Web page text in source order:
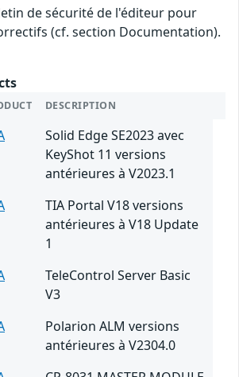
de sécurité de l'éditeur pour
(cf. section Documentation).
DESCRIPTION
Solid Edge SE2023 avec
KeyShot 11 versions
antérieures à V2023.1
TIA Portal V18 versions
antérieures à V18 Update
1
TeleControl Server Basic
V3
Polarion ALM versions
antérieures à V2304.0